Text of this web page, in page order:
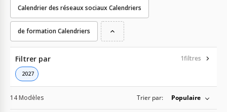
Calendrier des réseaux sociaux Calendriers
de formation Calendriers
Filtrer par 1filtres
2027
14 Modèles Trier par: Populaire